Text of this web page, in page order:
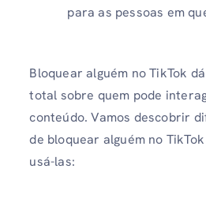
para as pessoas em
Bloquear alguém no TikTok
total sobre quem pode
conteúdo. Vamos descobrir
de bloquear alguém no
usá-las: